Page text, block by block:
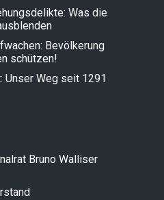
Was die
Bevölkerung
schützen!
Unser Weg seit 1291
Bruno Walliser